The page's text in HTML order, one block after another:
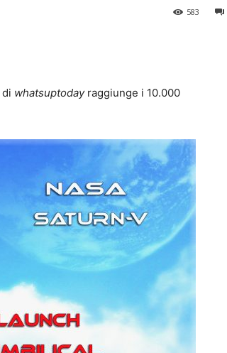
583
di whatsuptodayraggiunge i 10.000